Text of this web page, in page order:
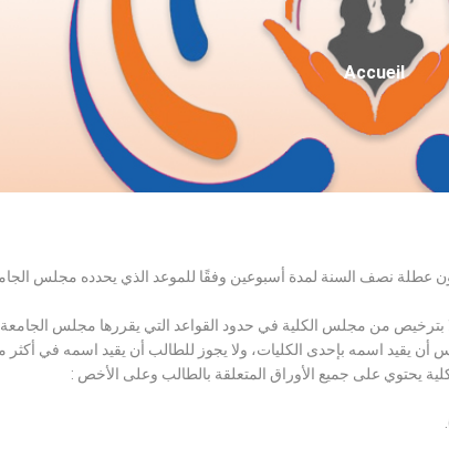
Fil
Accueil
عطلة نصف السنة لمدة أسبوعين وفقًا للموعد الذي يحدده مجلس
بترخيص من مجلس الكلية في حدود القواعد التي يقررها مجلس الجامعة.
أن يقيد اسمه بإحدى الكليات، ولا يجوز للطالب أن يقيد اسمه في
يحتوي على جميع الأوراق المتعلقة بالطالب وعلى الأخص :